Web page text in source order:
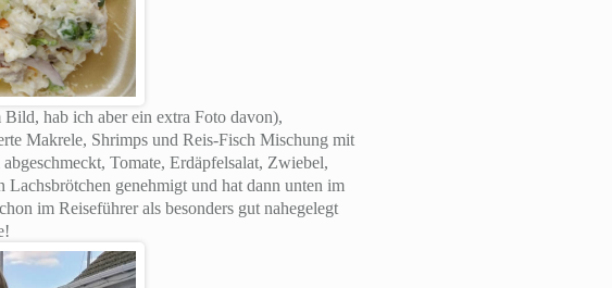
hab ich aber ein extra Foto davon),
Makrele, Shrimps und Reis-Fisch Mischung mit
Tomate, Erdäpfelsalat, Zwiebel,
genehmigt und hat dann unten im
im Reiseführer als besonders gut nahegelegt